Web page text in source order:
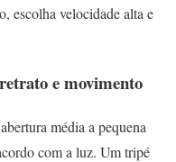
escolha velocidade alta e
e movimento
média a pequena
com a luz. Um tripé